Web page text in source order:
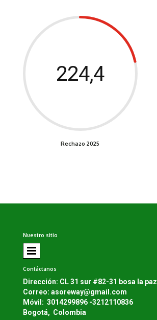
224,4
Rechazo 2025
Nuestro sitio
Contáctanos
Dirección: CL 31 sur #82-31 bosa la paz
Correo: asoreway@gmail.com
Móvil: 3014299896 -3212110836
Bogotá, Colombia